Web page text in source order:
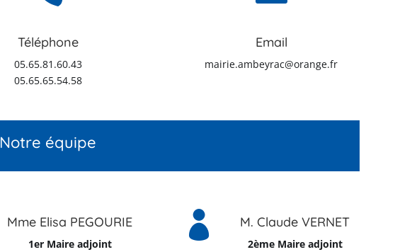
Téléphone
05.65.81.60.43
05.65.65.54.58
Email
mairie.ambeyrac@orange.fr
Notre équipe
Mme Elisa PEGOURIE
1er Maire adjoint
 M. Claude VERNET
2ème Maire adjoint